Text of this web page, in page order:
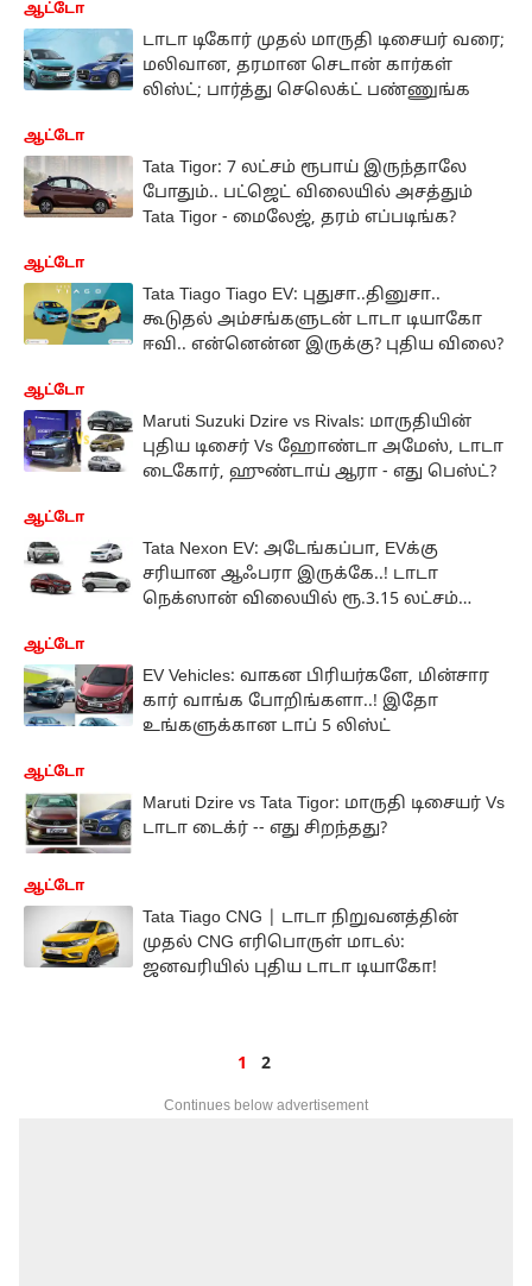
ஆட்டோ
டாடா டிகோர் முதல் மாருதி டிசையர் வரை;
மலிவான, தரமான செடான் கார்கள்
லிஸ்ட்; பார்த்து செலெக்ட் பண்ணுங்க
ஆட்டோ
Tata Tigor: 7 லட்சம் ரூபாய் இருந்தாலே
போதும்.. பட்ஜெட் விலையில் அசத்தும்
Tata Tigor - மைலேஜ், தரம் எப்படிங்க?
ஆட்டோ
Tata Tiago Tiago EV: புதுசா..தினுசா..
கூடுதல் அம்சங்களுடன் டாடா டியாகோ
ஈவி.. என்னென்ன இருக்கு? புதிய விலை?
ஆட்டோ
Maruti Suzuki Dzire vs Rivals: மாருதியின்
புதிய டிசைர் Vs ஹோண்டா அமேஸ், டாடா
டைகோர், ஹுண்டாய் ஆரா - எது பெஸ்ட்?
ஆட்டோ
Tata Nexon EV: அடேங்கப்பா, EVக்கு
சரியான ஆஃபரா இருக்கே..! டாடா
நெக்ஸான் விலையில் ரூ.3.15 லட்சம்
ஆட்டோ
EV Vehicles: வாகன பிரியர்களே, மின்சார
கார் வாங்க போறிங்களா..! இதோ
உங்களுக்கான டாப் 5 லிஸ்ட்
ஆட்டோ
Maruti Dzire vs Tata Tigor: மாருதி டிசையர் Vs
டாடா டைக்ர் -- எது சிறந்தது?
ஆட்டோ
Tata Tiago CNG | டாடா நிறுவனத்தின்
முதல் CNG எரிபொருள் மாடல்:
ஜனவரியில் புதிய டாடா டியாகோ!
1 2
Continues below advertisement